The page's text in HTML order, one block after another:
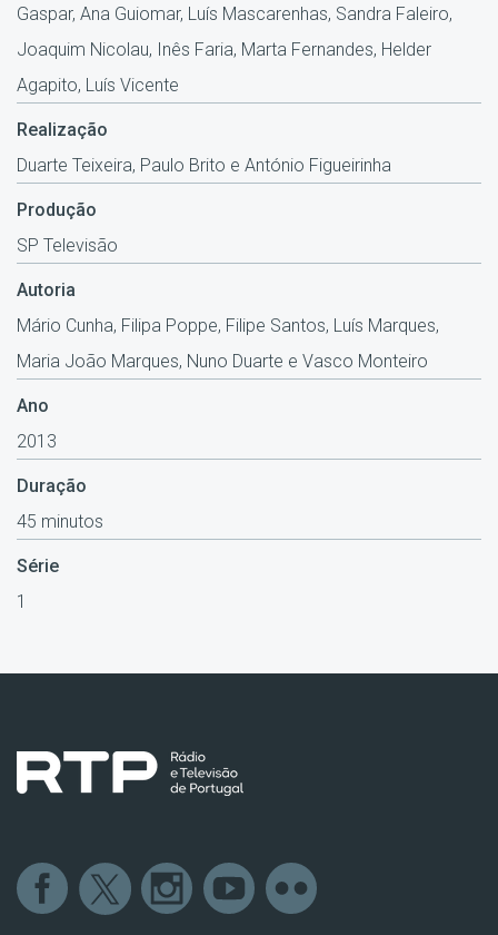
Gaspar, Ana Guiomar, Luís Mascarenhas, Sandra Faleiro,
Joaquim Nicolau, Inês Faria, Marta Fernandes, Helder
Agapito, Luís Vicente
Realização
Duarte Teixeira, Paulo Brito e António Figueirinha
Produção
SP Televisão
Autoria
Mário Cunha, Filipa Poppe, Filipe Santos, Luís Marques,
Maria João Marques, Nuno Duarte e Vasco Monteiro
Ano
2013
Duração
45 minutos
Série
1